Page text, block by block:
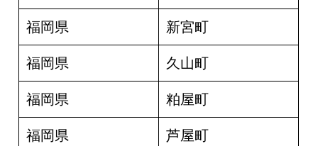
福岡県 新宮町
福岡県 久山町
福岡県 粕屋町
福岡県 芦屋町